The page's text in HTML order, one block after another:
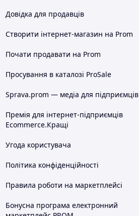
Довідка для продавців
Створити інтернет-магазин на Prom
Почати продавати на Prom
Просування в каталозі ProSale
Sprava.prom — медіа для підприємців
Премія для інтернет-підприємців
Ecommerce.Кращі
Угода користувача
Політика конфіденційності
Правила роботи на маркетплейсі
Бонусна програма електронний